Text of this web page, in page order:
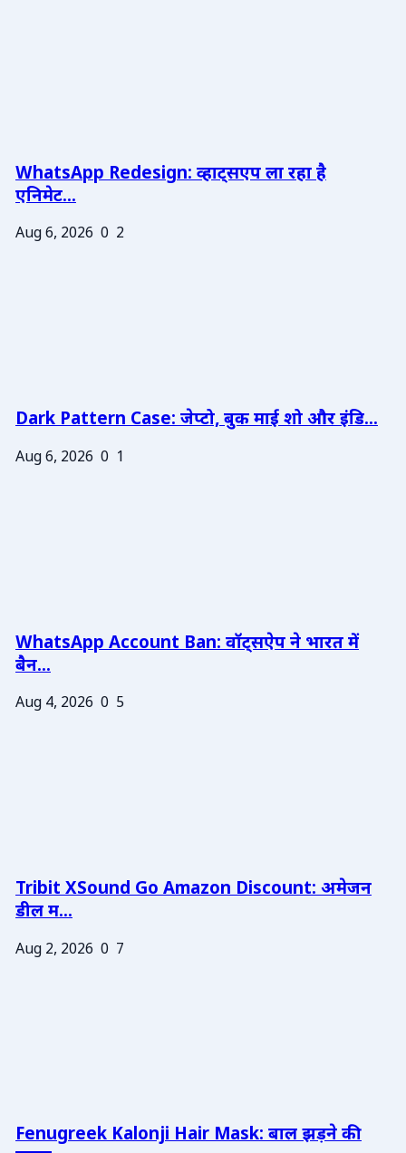
WhatsApp Redesign: व्हाट्सएप ला रहा है
एनिमेट...
Aug 6, 2026 0 2
Dark Pattern Case: जेप्टो, बुक माई शो और इंडि...
Aug 6, 2026 0 1
WhatsApp Account Ban: वॉट्सऐप ने भारत में
बैन...
Aug 4, 2026 0 5
Tribit XSound Go Amazon Discount: अमेजन
डील म...
Aug 2, 2026 0 7
Fenugreek Kalonji Hair Mask: बाल झड़ने की